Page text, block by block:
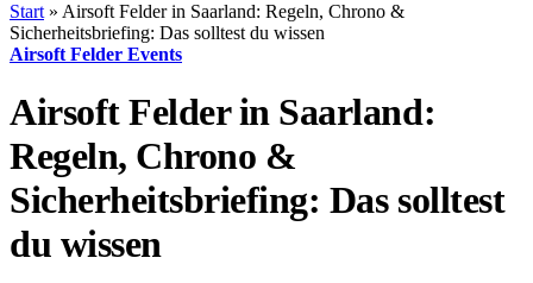
Start » Airsoft Felder in Saarland: Regeln, Chrono &
Sicherheitsbriefing: Das solltest du wissen
Airsoft Felder Events
Airsoft Felder in Saarland:
Regeln, Chrono &
Sicherheitsbriefing: Das solltest
du wissen